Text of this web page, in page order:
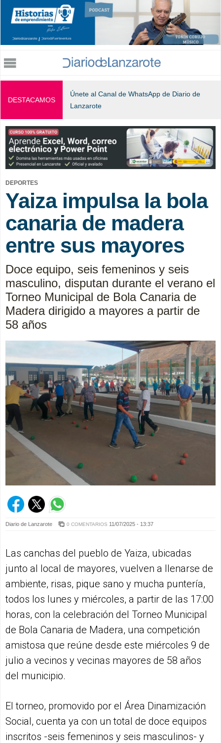
Jump to navigation
DESTACAMOS
Únete al Canal de WhatsApp de Diario de
Lanzarote
DEPORTES
Yaiza impulsa la bola
canaria de madera
entre sus mayores
Doce equipo, seis femeninos y seis
masculino, disputan durante el verano el
Torneo Municipal de Bola Canaria de
Madera dirigido a mayores a partir de
58 años
Diario de Lanzarote 0 COMENTARIOS 11/07/2025 - 13:37
Las canchas del pueblo de Yaiza, ubicadas
junto al local de mayores, vuelven a llenarse de
ambiente, risas, pique sano y mucha puntería,
todos los lunes y miércoles, a partir de las 17:00
horas, con la celebración del Torneo Municipal
de Bola Canaria de Madera, una competición
amistosa que reúne desde este miércoles 9 de
julio a vecinos y vecinas mayores de 58 años
del municipio.
El torneo, promovido por el Área Dinamización
Social, cuenta ya con un total de doce equipos
inscritos -seis femeninos y seis masculinos- y